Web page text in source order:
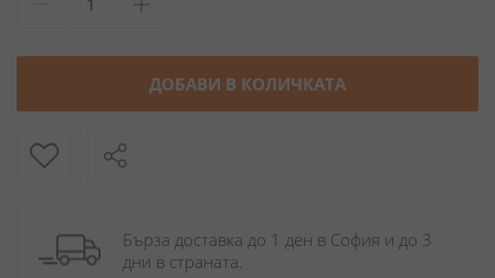
ДОБАВИ В КОЛИЧКАТА
Бърза доставка до 1 ден в София и до 3
дни в страната.